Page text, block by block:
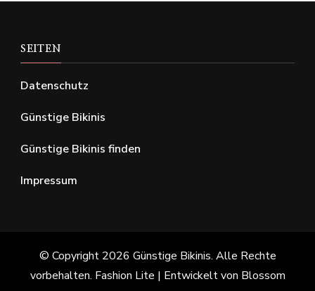
SEITEN
Datenschutz
Günstige Bikinis
Günstige Bikinis finden
Impressum
© Copyright 2026 Günstige Bikinis. Alle Rechte
vorbehalten. Fashion Lite | Entwickelt von Blossom